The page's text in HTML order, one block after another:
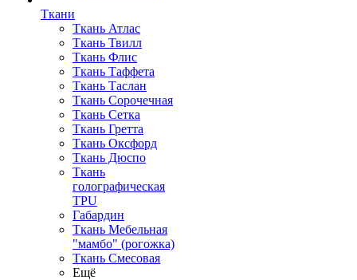
Ткани
Ткань Атлас
Ткань Твилл
Ткань Флис
Ткань Таффета
Ткань Таслан
Ткань Сорочечная
Ткань Сетка
Ткань Гретта
Ткань Оксфорд
Ткань Дюспо
Ткань
голографическая
TPU
Габардин
Ткань Мебельная
"мамбо" (рогожка)
Ткань Смесовая
Ещё